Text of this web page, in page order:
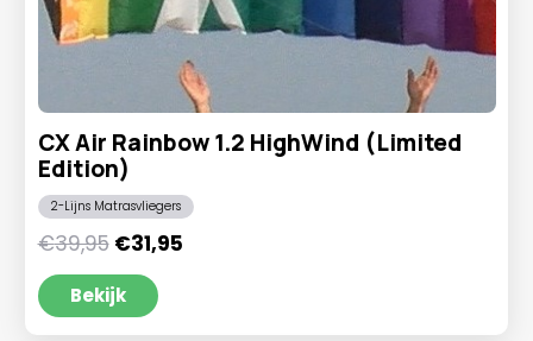
CX Air Rainbow 1.2 HighWind (Limited
Edition)
2-Lijns Matrasvliegers
€39,95 Oorspronkelijke
prijs
was:
€39,95.
€31,95Huidige
Bekijk